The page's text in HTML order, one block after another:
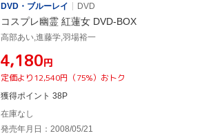
DVD・ブルーレイ
DVD
コスプレ幽霊 紅蓮女 DVD-BOX
高部あい,進藤学,羽場裕一
¥4,180円
定価より12,540円（75%）おトク
獲得ポイント 38P
在庫なし
発売年月日：2008/05/21